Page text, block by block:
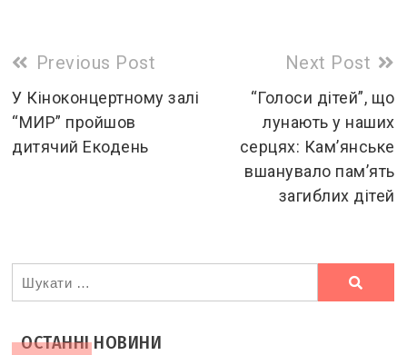
Read
more
articles
Previous Post
У Кіноконцертному залі
“МИР” пройшов
дитячий Екодень
Next Post
“Голоси дітей”, що
лунають у наших
серцях: Кам’янське
вшанувало пам’ять
загиблих дітей
Ви
шукали
ОСТАННІ НОВИНИ